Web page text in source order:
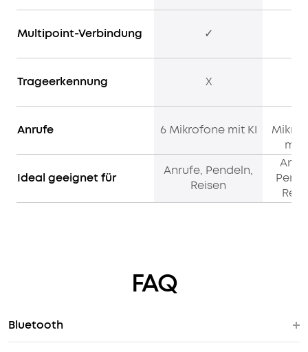
Multipoint-Verbindung ✓
Trageerkennung X
Anrufe 6 Mikrofone mit KI
mit
Ideal geeignet für
Anrufe, Pendeln,
Reisen
FAQ
Bluetooth